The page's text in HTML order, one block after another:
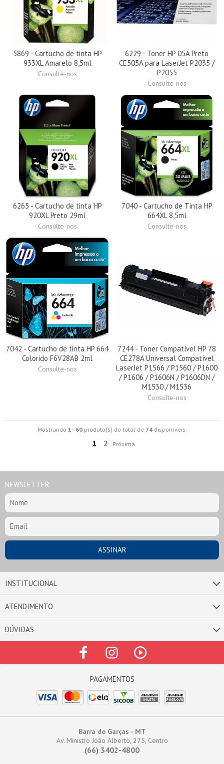
5869 - Cartucho de tinta HP
933XL Amarelo 8,5ml
Consulte-nos
6229 - Toner HP 05A Preto
CE505A para LaserJet P2035 /
P2055
Consulte-nos
6265 - Cartucho de tinta HP
920XL Preto 29ml
Consulte-nos
7040 - Cartucho de Tinta HP
664XL 8,5ml
Consulte-nos
7042 - Cartucho de tinta HP 664
Colorido F6V28AB 2ml
Consulte-nos
7244 - Toner Compatível HP 78
CE278A Universal Compatível
LaserJet P1566 / P1560 / P1600
/ P1606 / P1606N / P1606DN /
M1530 / M1536
Consulte-nos
Mostrando 1 - 60produto(s) do total de 74disponíveis.
1 2 Próxima
NEWSLETTER
INSTITUCIONAL
ATENDIMENTO
DÚVIDAS
Barra do Garças - MT
Av. Ministro João Alberto, 275, Centro
(66) 3402-4800